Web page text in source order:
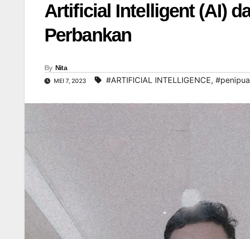
Artificial Intelligent (AI)
Perbankan
By Nita
MEI 7, 2023 #ARTIFICIAL INTELLIGENCE,